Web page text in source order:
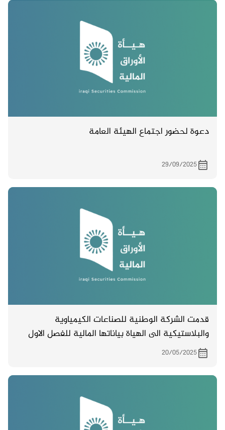
دعوة لحضور اجتماع الهيئة العامة
29/09/2025
قدمت الشركة الوطنية للصناعات الكيمياوية
والبلاستيكية الى الهياة بياناتها المالية للفصل الاول
لسنة 2025 .20/05/2025